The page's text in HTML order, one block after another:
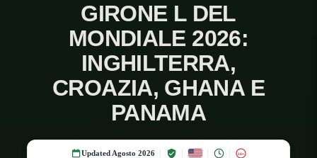
GIRONE L DEL
MONDIALE 2026:
INGHILTERRA,
CROAZIA, GHANA E
PANAMA
Updated Agosto 2026 18+